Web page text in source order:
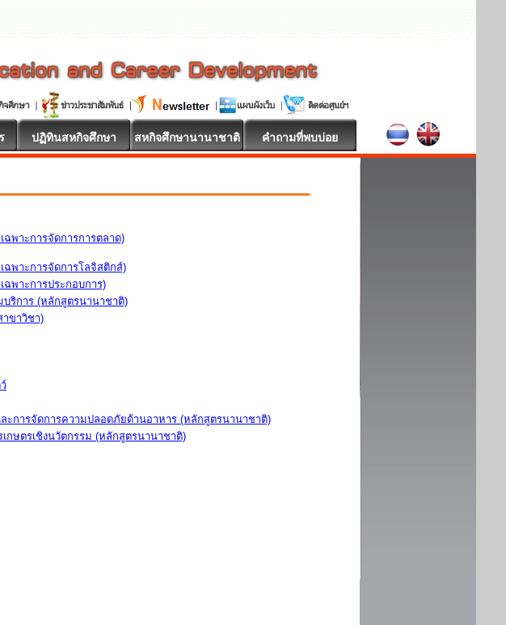
ปฏิทินสหกิจศึกษา สหกิจศึกษานานาชาติ คำถามที่พบบ่อย
พาะการจัดการการตลาด)
ฉพาะการจัดการโลจิสติกส์)
ฉพาะการประกอบการ)
ริการ (หลักสูตรนานาชาติ)
ขาวิชา)
ะการจัดการความปลอดภัยด้านอาหาร (หลักสูตรนานาชาติ)
ษตรเชิงนวัตกรรม (หลักสูตรนานาชาติ)